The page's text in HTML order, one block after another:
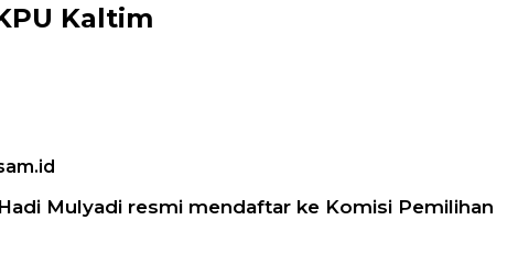
Kaltim
Mulyadi resmi mendaftar ke Komisi Pemilihan